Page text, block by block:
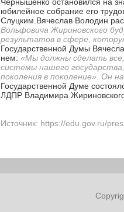
юбилейное собрание его
Слуцким.Вячеслав Володин
Вольфовича Жириновского
результатов в сфере,
Государственной Думы
нем: «Мы должны сделать
системы нашего
поколения в поколение». Он
Государственной Думе
ЛДПР Владимира
Источник: https://edu.gov.ru/